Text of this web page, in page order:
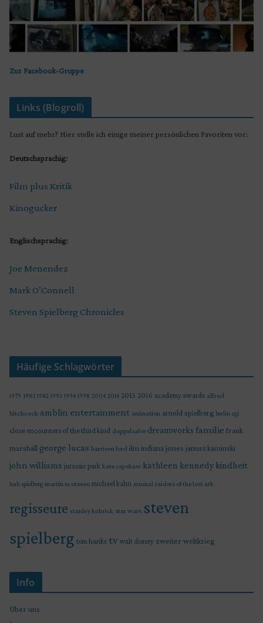
Zur Facebook-Gruppe
Links (Blogroll)
Lust auf mehr? Hier stelle ich einige meiner persönlichen Favoriten vor:
Deutschsprachig:
Film plus Kritik
Kinogucker
Englischsprachig:
Joe Menendez
Mark O’Connell
Steven Spielberg Chronicles
Häufige Schlagwörter
1979 1981 1982 1993 1994 1998 2004 2014 2015 2016 academy awards alfred
hitchcock amblin entertainment animation arnold spielberg berlin cgi
close encounters of the third kind doppelsalve dreamworks familie frank
marshall george lucas harrison ford ilm indiana jones janusz kaminski
john williams jurassic park kate capshaw kathleen kennedy kindheit
leah spielberg martin scorsese michael kahn musical raiders of the lost ark
regisseure stanley kubrick star wars steven
spielberg tom hanks tv walt disney zweiter weltkrieg
Info
Über uns